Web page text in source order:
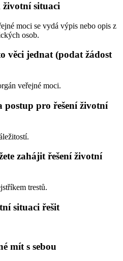
situaci
moci se vydá výpis nebo opis z
osob.
věci jednat (podat žádost
veřejné moci.
postup pro řešení životní
zahájit řešení životní
trestů.
situaci řešit
mít s sebou